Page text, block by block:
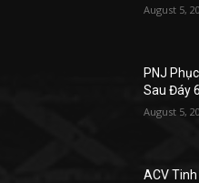
August 5,
PNJ
Sau Đáy
August 5,
ACV